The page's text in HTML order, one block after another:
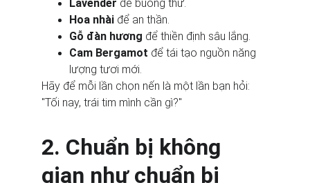
Lavender để buông thư.
Hoa nhài để an thần.
Gỗ đàn hương để thiền định sâu lắng.
Cam Bergamot để tái tạo nguồn năng
lượng tươi mới.
Hãy để mỗi lần chọn nến là một lần bạn hỏi:
"Tối nay, trái tim mình cần gì?"
2. Chuẩn bị không
gian như chuẩn bị